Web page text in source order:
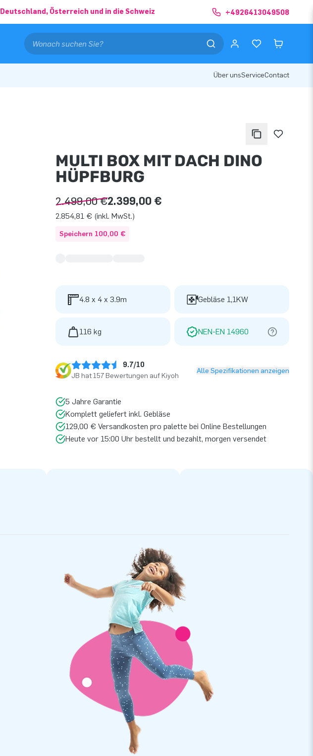
Deutschland, Österreich und in die Schweiz +4926413049508
Über unsServiceContact
MULTI BOX MIT DACH DINO
HÜPFBURG
2.499,00 €2.399,00 €
2.854,81 € (inkl. MwSt.)
Speichern 100,00 €
4.8 x 4 x 3.9m Gebläse 1,1KW
116 kg NEN-EN 14960
9.7/10
JB hat 157 Bewertungen auf Kiyoh
Alle Spezifikationen anzeigen
5 Jahre Garantie
Komplett geliefert inkl. Gebläse
129,00 € Versandkosten pro palette bei Online Bestellungen
Heute vor 15:00 Uhr bestellt und bezahlt, morgen versendet